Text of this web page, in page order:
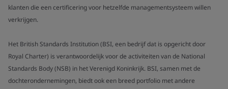
klanten die een certificering voor hetzelfde managementsysteem willen
verkrijgen.
Het British Standards Institution (BSI, een bedrijf dat is opgericht door
Royal Charter) is verantwoordelijk voor de activiteiten van de National
Standards Body (NSB) in het Verenigd Koninkrijk. BSI, samen met de
dochterondernemingen, biedt ook een breed portfolio met andere